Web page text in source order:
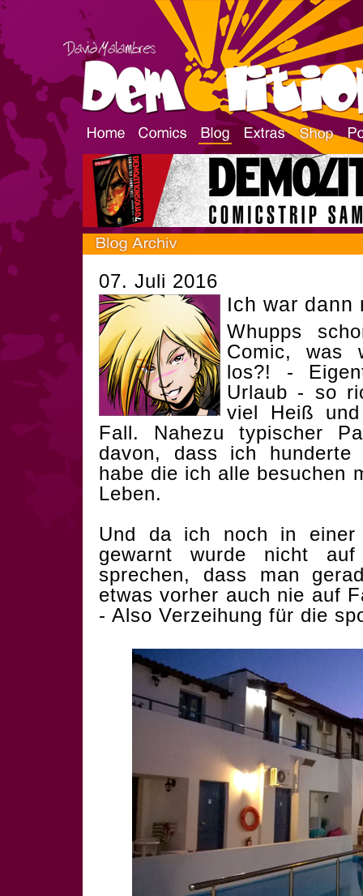
07. Juli 2016
Ich war dann
Whupps
Comic, was
los?! -
Urlaub - so
viel Heiß
Fall. Nahezu typischer
davon, dass ich hunderte
habe die ich alle besuchen
Leben.
Und da ich noch in
gewarnt wurde nicht auf
sprechen, dass man
etwas vorher auch nie auf
- Also Verzeihung für die